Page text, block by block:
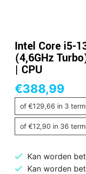
Intel Core i5-
(4,6GHz
| CPU
€388,99
of €129,66 in 3
of €12,90 in 36
Kan worden
Kan worden